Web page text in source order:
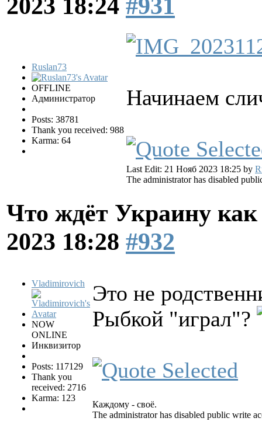
Ruslan73
OFFLINE
Администратор
Posts: 38781
Thank you received: 988
Karma: 64
Начинаем
Last Edit: 21 Нояб 2023 18:25 by
The administrator has disabled
Что ждёт Украину
2023 18:28 #932
Vladimirovich
NOW
ONLINE
Инквизитор
Posts: 117129
Thank you
received: 2716
Karma: 123
Это не
Рыбкой "играл"?
Каждому - своё.
The administrator has disabled public write